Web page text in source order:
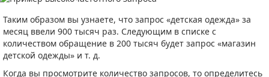
Таким образом вы узнаете, что запрос «детская одежда» за
месяц ввели 900 тысяч раз. Следующим в списке с
количеством обращение в 200 тысяч будет запрос «магазин
детской одежды» и т. д.
Когда вы просмотрите количество запросов, то определитесь